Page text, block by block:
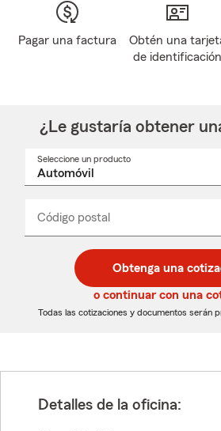
Pagar una factura
Obtén una
de identificación
¿Le gustaría obtener
Seleccione un producto
desplegable
Código postal
de
5
dígitos
de
5
dígitos
_____
Obtenga una
o continuar con una
Todas las cotizaciones y documentos serán
Detalles de la oficina: